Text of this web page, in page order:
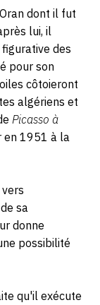
dont il fut
lui, il
des
pour son
côtoieront
algériens et
Picasso à
en 1951 à la
sa
donne
possibilité
qu'il exécute